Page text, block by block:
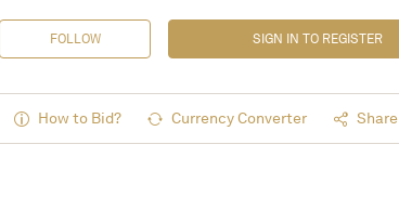
FOLLOW SIGN IN TO REGISTER
How to Bid? Currency Converter Share